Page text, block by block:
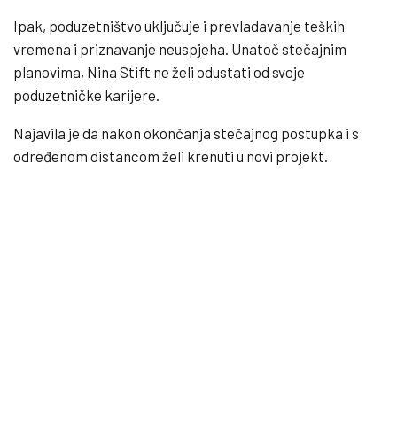
Ipak, poduzetništvo uključuje i prevladavanje teških
vremena i priznavanje neuspjeha. Unatoč stečajnim
planovima, Nina Stift ne želi odustati od svoje
poduzetničke karijere.
Najavila je da nakon okončanja stečajnog postupka i s
određenom distancom želi krenuti u novi projekt.